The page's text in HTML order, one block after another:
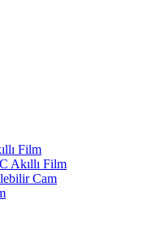
Film
Akıllı Film
Cam